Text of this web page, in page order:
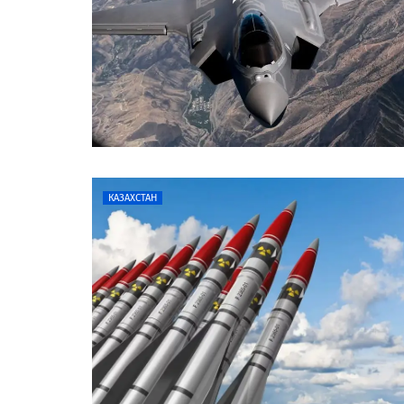
КАЗАХСТАН